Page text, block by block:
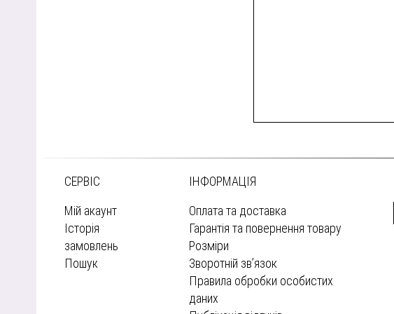
СЕРВІС
Мій акаунт
Історія
замовлень
Пошук
ІНФОРМАЦІЯ
Оплата та доставка
Гарантія та повернення товару
Розміри
Зворотній зв’язок
Правила обробки особистих
даних